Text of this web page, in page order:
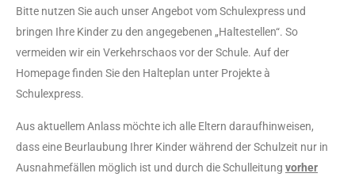
Bitte nutzen Sie auch unser Angebot vom Schulexpress und
bringen Ihre Kinder zu den angegebenen „Haltestellen“. So
vermeiden wir ein Verkehrschaos vor der Schule. Auf der
Homepage finden Sie den Halteplan unter Projekte à
Schulexpress.
Aus aktuellem Anlass möchte ich alle Eltern daraufhinweisen,
dass eine Beurlaubung Ihrer Kinder während der Schulzeit nur in
Ausnahmefällen möglich ist und durch die Schulleitung vorher